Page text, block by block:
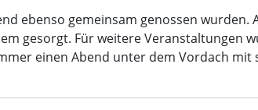
ebenso gemeinsam genossen wurden.
gesorgt. Für weitere Veranstaltungen
einen Abend unter dem Vordach mit